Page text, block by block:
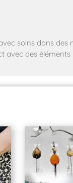
soins dans
des